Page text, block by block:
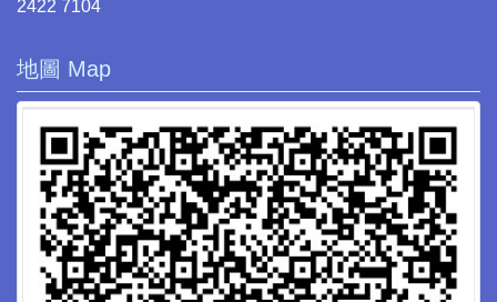
2422 7104
地圖 Map